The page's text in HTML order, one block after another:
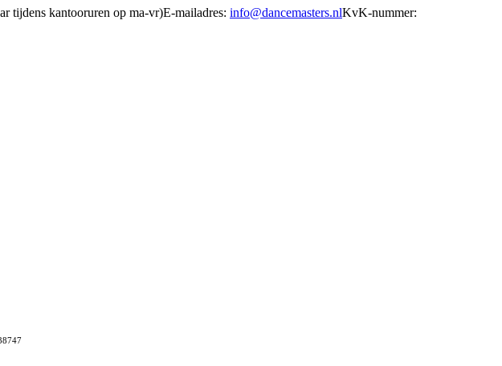
tijdens kantooruren op ma-vr)E-mailadres: info@dancemasters.nlKvK-nummer: